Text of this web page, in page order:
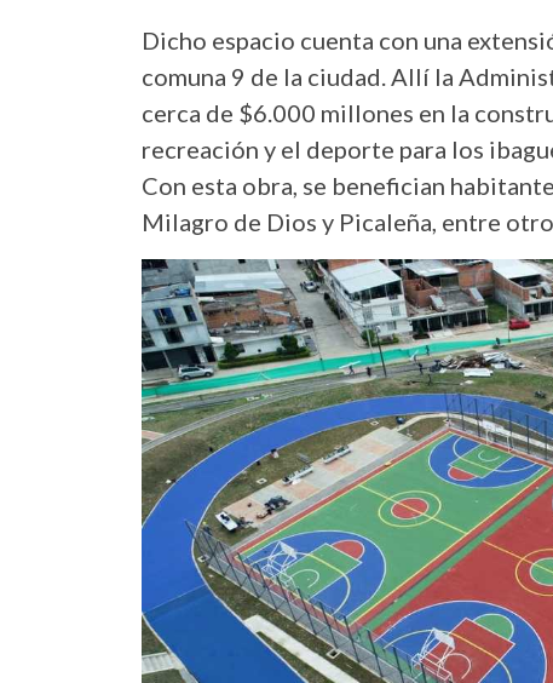
Dicho espacio cuenta con una
comuna 9 de la ciudad. Allí la
cerca de $6.000 millones en la
recreación y el deporte para los
Con esta obra, se benefician
Milagro de Dios y Picaleña, entre